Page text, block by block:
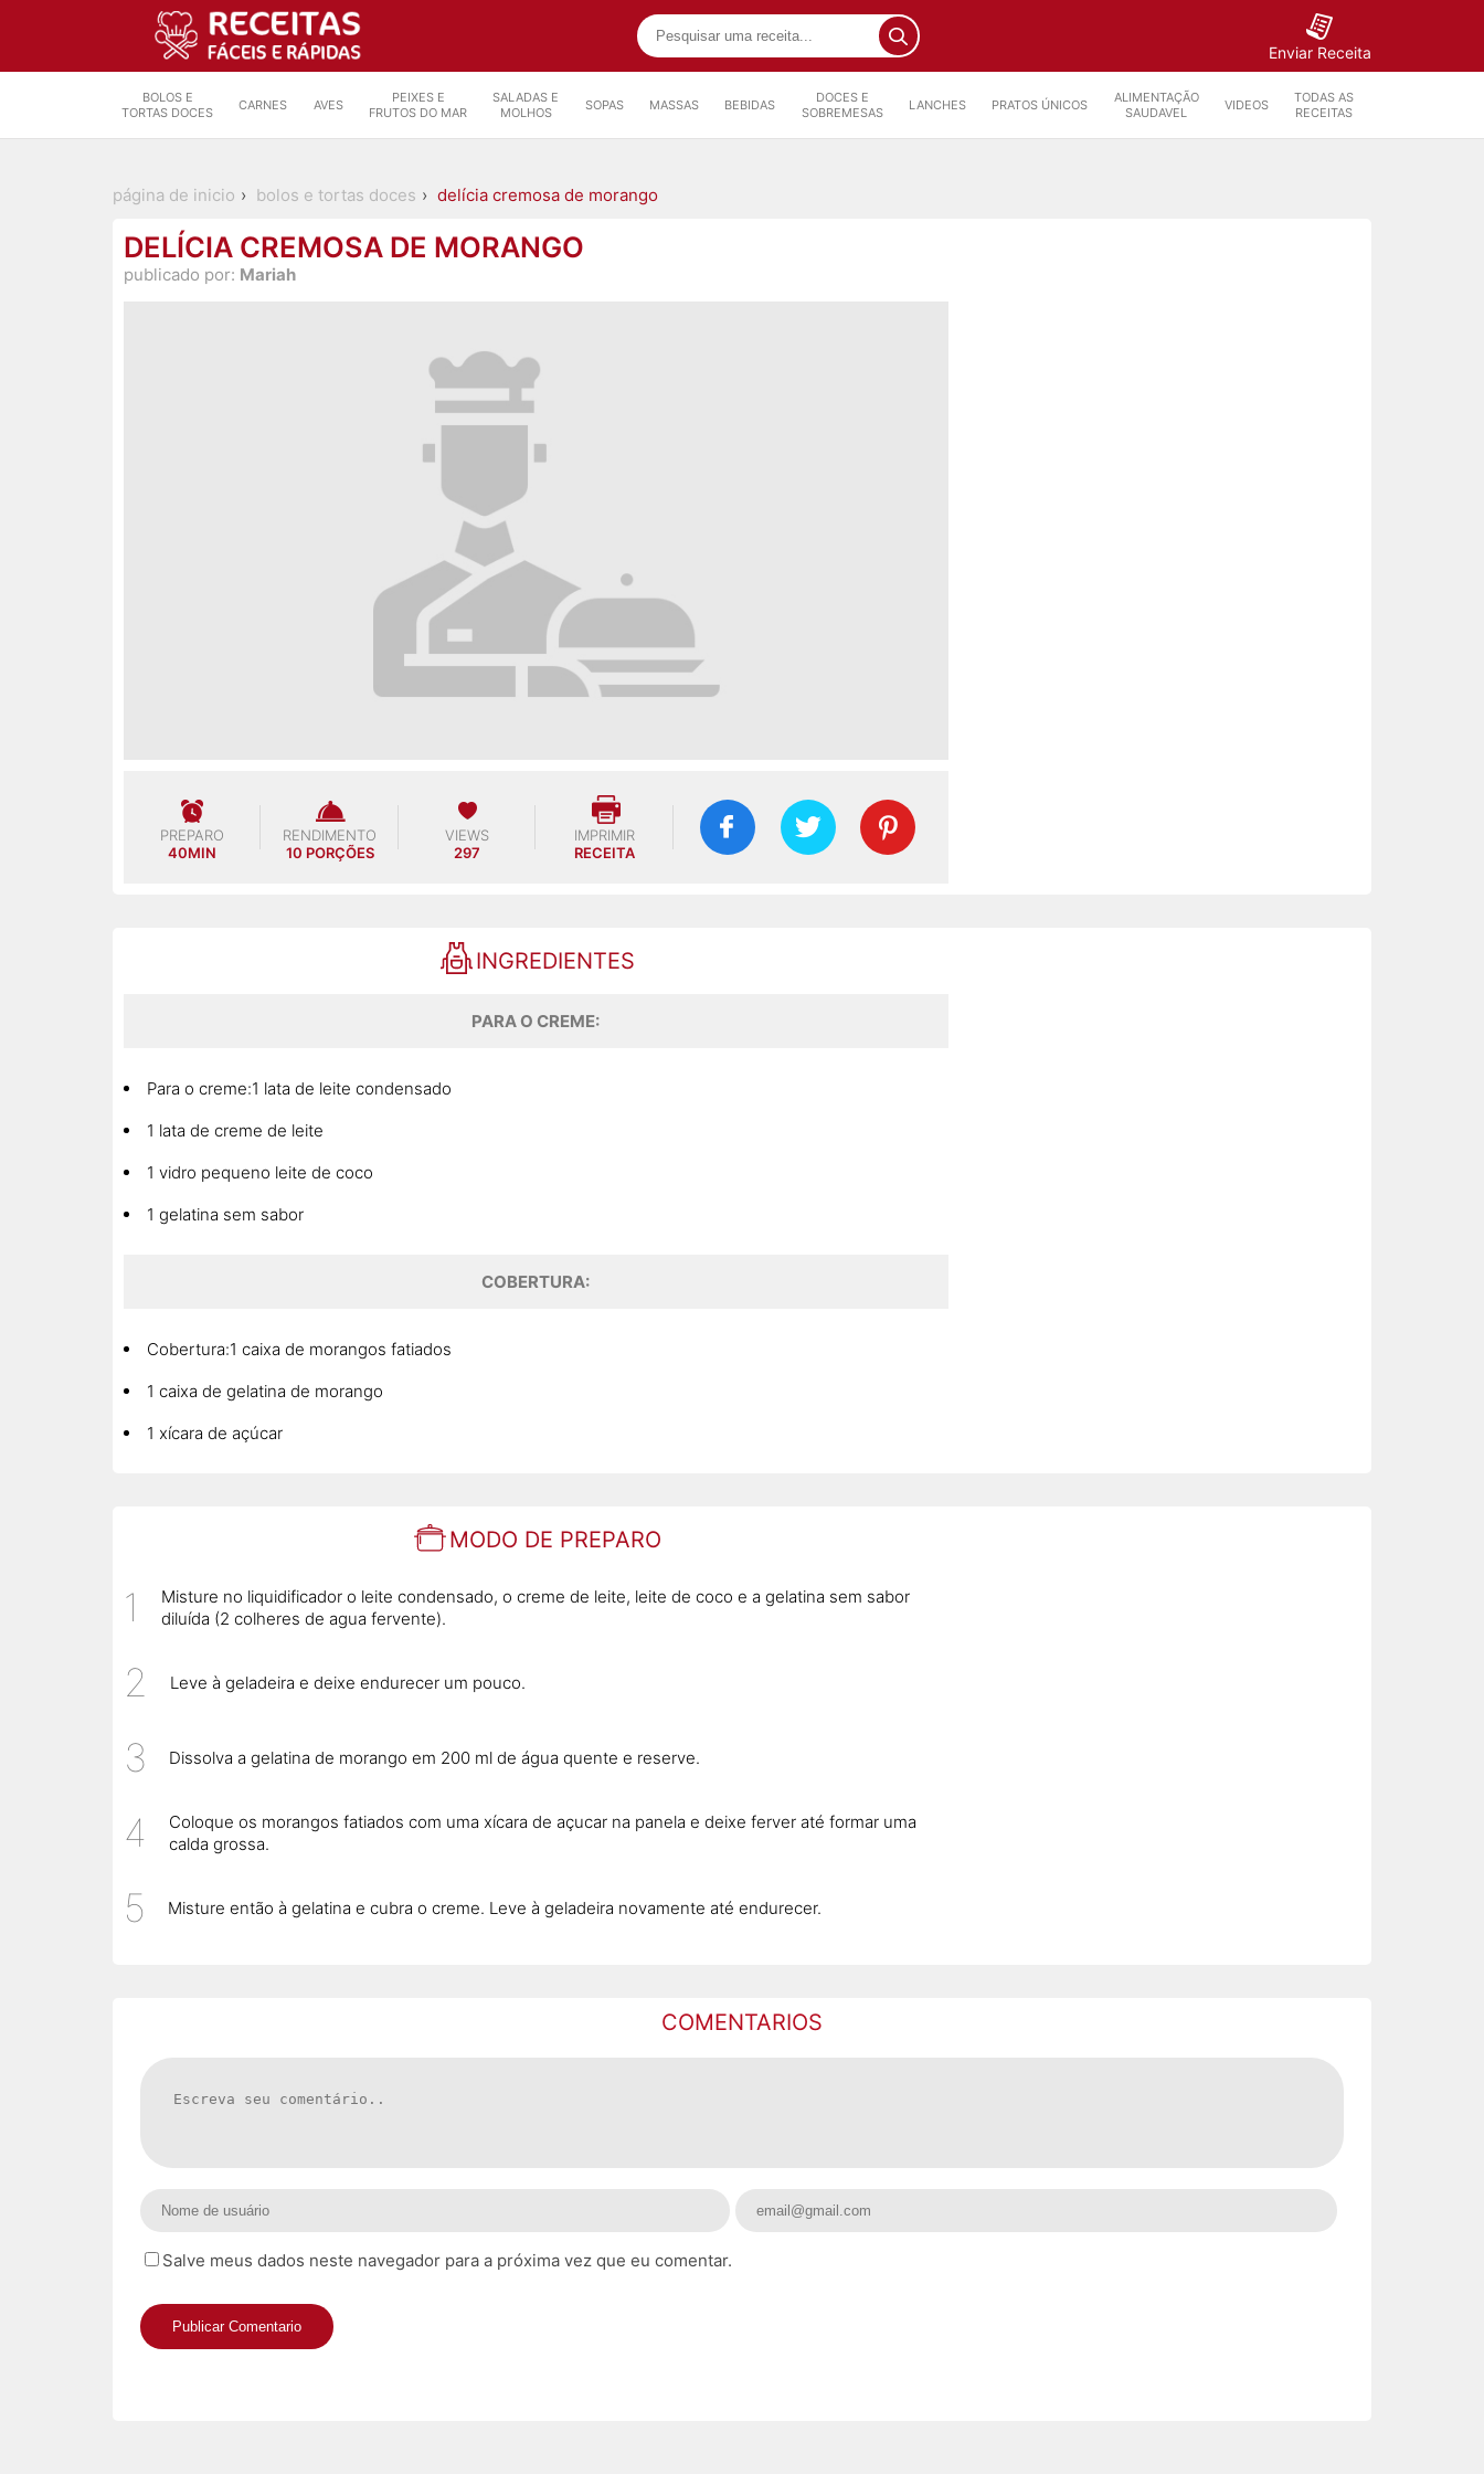
Enviar Receita
BOLOS E
TORTAS DOCES
CARNES AVES
PEIXES E
FRUTOS DO MAR
SALADAS E
MOLHOS
SOPAS MASSAS BEBIDAS
DOCES E
SOBREMESAS
LANCHES PRATOS ÚNICOS
ALIMENTAÇÃO
SAUDAVEL
VIDEOS
TODAS AS
RECEITAS
página de inicio bolos e tortas doces delícia cremosa de morango
DELÍCIA CREMOSA DE MORANGO
publicado por: Mariah
PREPARO
40MIN
RENDIMENTO
10 PORÇÕES
VIEWS
297
IMPRIMIR
RECEITA
INGREDIENTES
PARA O CREME:
Para o creme:1 lata de leite condensado
1 lata de creme de leite
1 vidro pequeno leite de coco
1 gelatina sem sabor
COBERTURA:
Cobertura:1 caixa de morangos fatiados
1 caixa de gelatina de morango
1 xícara de açúcar
MODO DE PREPARO
Misture no liquidificador o leite condensado, o creme de leite, leite de coco e a gelatina sem sabor
diluída (2 colheres de agua fervente).
Leve à geladeira e deixe endurecer um pouco.
Dissolva a gelatina de morango em 200 ml de água quente e reserve.
Coloque os morangos fatiados com uma xícara de açucar na panela e deixe ferver até formar uma
calda grossa.
Misture então à gelatina e cubra o creme. Leve à geladeira novamente até endurecer.
COMENTARIOS
Salve meus dados neste navegador para a próxima vez que eu comentar.